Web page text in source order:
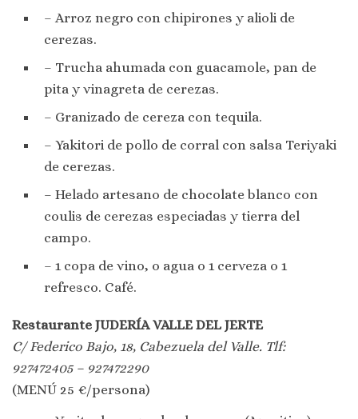
– Arroz negro con chipirones y alioli de
cerezas.
– Trucha ahumada con guacamole, pan de
pita y vinagreta de cerezas.
– Granizado de cereza con tequila.
– Yakitori de pollo de corral con salsa Teriyaki
de cerezas.
– Helado artesano de chocolate blanco con
coulis de cerezas especiadas y tierra del
campo.
– 1 copa de vino, o agua o 1 cerveza o 1
refresco. Café.
Restaurante JUDERÍA VALLE DEL JERTE
C/ Federico Bajo, 18, Cabezuela del Valle. Tlf:
927472405 – 927472290
(MENÚ 25 €/persona)